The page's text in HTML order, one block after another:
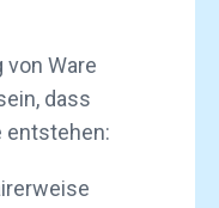
von Ware
dass